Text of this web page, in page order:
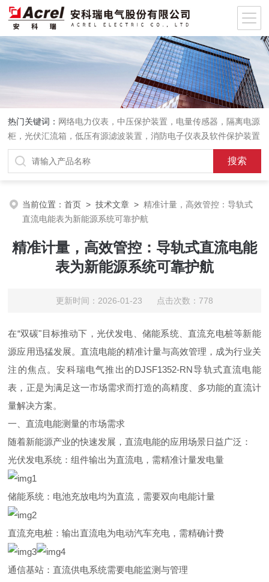
热门关键词： 网络电力仪表，中压保护装置，电量传感器，隔离电源
柜，光伏汇流箱，低压有源滤波装置，消防电子仪表及软件保护装置
当前位置：首页 >技术文章 >精准计量，高效管控：导轨式
直流电能表为新能源系统可靠护航
精准计量，高效管控：导轨式直流电能
表为新能源系统可靠护航
更新时间：2026-01-23 点击次数：778
在“双碳"目标推动下，光伏发电、储能系统、直流充电桩等新能
源应用迅猛发展。直流电能的精准计量与高效管理，成为行业关
注的焦点。安科瑞电气推出 的DJSF1352-RN导轨式直流电能
表，正是为满足这一市场需求而打造的高精度、多功能的直流计
量解决方案。
一、直流电能测量的市场需求
随着新能源产业的快速发展，直流电能的应用场景日益广泛：
光伏发电系统：组件输出为直流电，需精准计量发电量
储能系统：电池充放电均为直流，需要双向电能计量
直流充电桩：输出直流电为电动汽车充电，需精确计费
通信基站：直流供电系统需要电能监测与管理